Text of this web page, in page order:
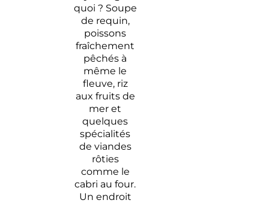
quoi ? Soupe
de requin,
poissons
fraîchement
pêchés à
même le
fleuve, riz
aux fruits de
mer et
quelques
spécialités
de viandes
rôties
comme le
cabri au four.
Un endroit